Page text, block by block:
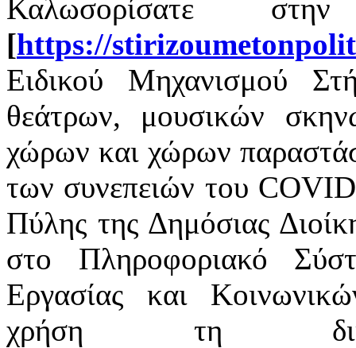
Καλωσορίσατε
[https://
Ειδικού Μηχανισμού
θεάτρων, μουσικών
χώρων και χώρων
των συνεπειών του
Πύλης της Δημόσιας
στο Πληροφοριακό
Εργασίας και
χρήση τη